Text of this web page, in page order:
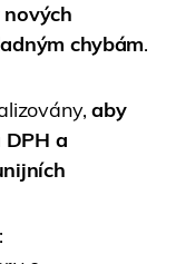
chybám.
aby
a
: